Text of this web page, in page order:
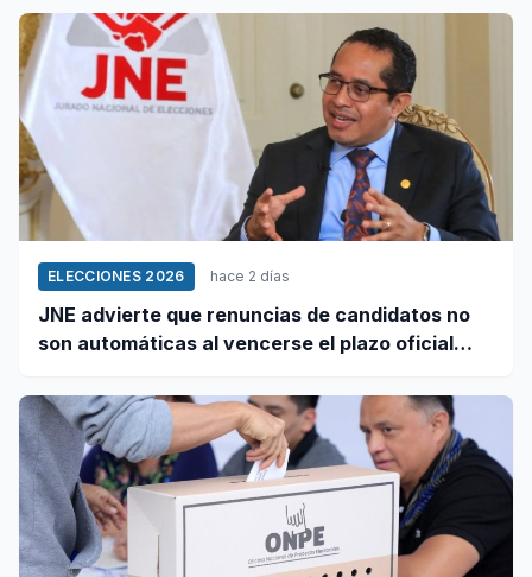
ELECCIONES 2026 hace 2 días
JNE advierte que renuncias de candidatos no
son automáticas al vencerse el plazo oficial